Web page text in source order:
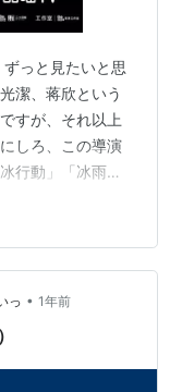
っと見たいと思
潔、蒋欣という
すが、それ以上
しろ、この導演
行動」「冰雨
ったので、二の
、視聴開始。 ド
はしで穴をあ
面から始まりま
には、極寒もの
っ • 1年前